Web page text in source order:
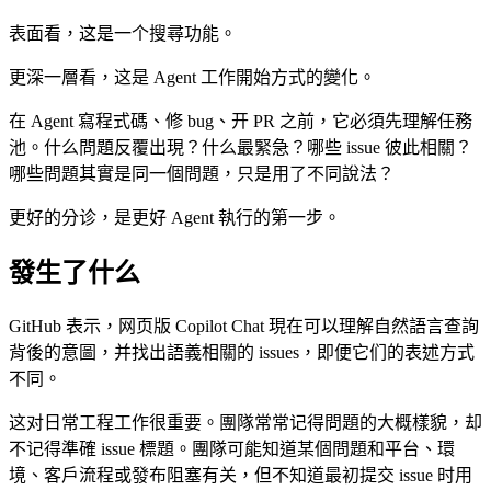
表面看，这是一个搜尋功能。
更深一層看，这是 Agent 工作開始方式的變化。
在 Agent 寫程式碼、修 bug、开 PR 之前，它必須先理解任務
池。什么問題反覆出現？什么最緊急？哪些 issue 彼此相關？
哪些問題其實是同一個問題，只是用了不同說法？
更好的分诊，是更好 Agent 執行的第一步。
發生了什么
GitHub 表示，网页版 Copilot Chat 現在可以理解自然語言查詢
背後的意圖，并找出語義相關的 issues，即便它们的表述方式
不同。
这对日常工程工作很重要。團隊常常记得問題的大概樣貌，却
不记得準確 issue 標題。團隊可能知道某個問題和平台、環
境、客戶流程或發布阻塞有关，但不知道最初提交 issue 时用